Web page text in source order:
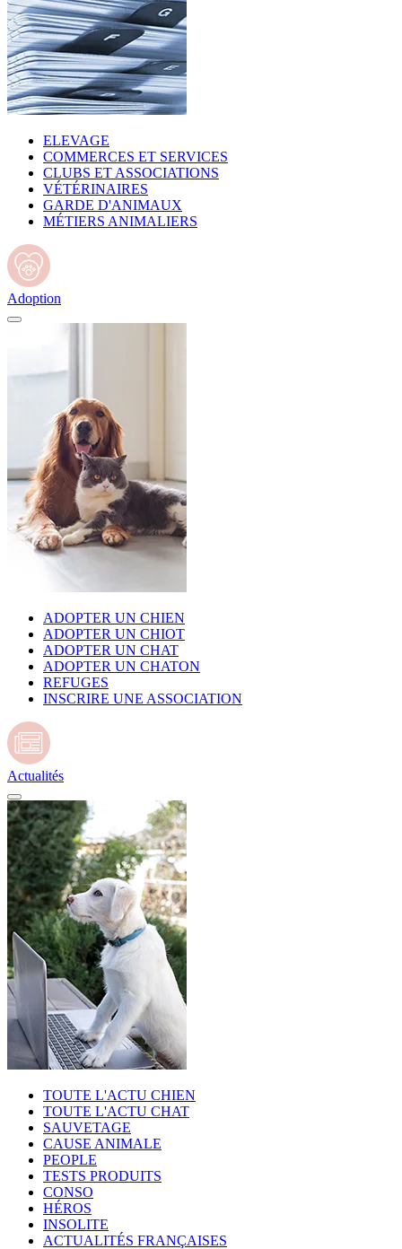
ELEVAGE
COMMERCES ET SERVICES
CLUBS ET ASSOCIATIONS
VÉTÉRINAIRES
GARDE D'ANIMAUX
MÉTIERS ANIMALIERS
Adoption
ADOPTER UN CHIEN
ADOPTER UN CHIOT
ADOPTER UN CHAT
ADOPTER UN CHATON
REFUGES
INSCRIRE UNE ASSOCIATION
Actualités
TOUTE L'ACTU CHIEN
TOUTE L'ACTU CHAT
SAUVETAGE
CAUSE ANIMALE
PEOPLE
TESTS PRODUITS
CONSO
HÉROS
INSOLITE
ACTUALITÉS FRANÇAISES